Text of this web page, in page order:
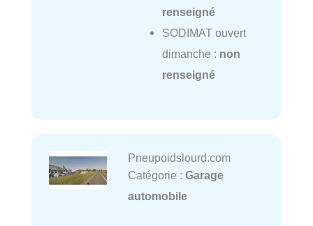
renseigné
SODIMAT ouvert
dimanche : non
renseigné
Pneupoidslourd.com
Catégorie : Garage
automobile